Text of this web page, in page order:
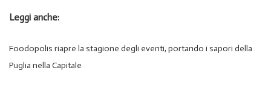
Leggi anche:
Foodopolis riapre la stagione degli eventi, portando i sapori della
Puglia nella Capitale